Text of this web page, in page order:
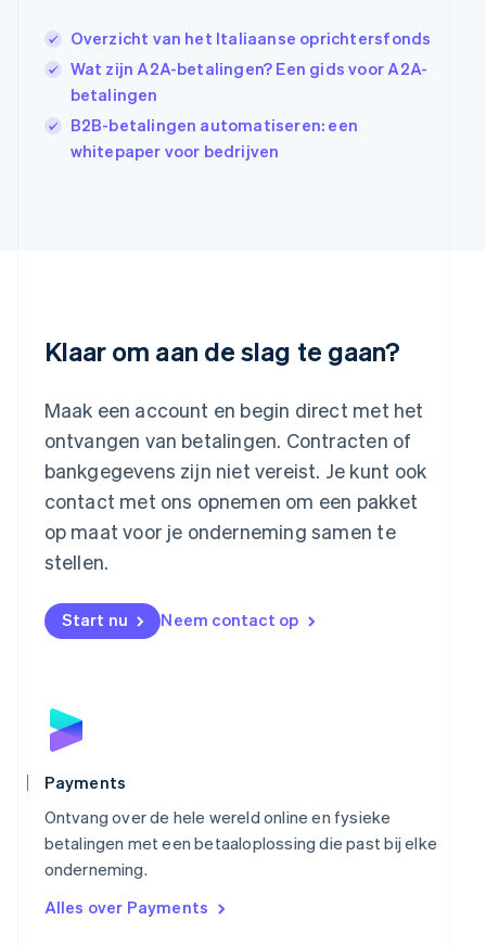
Overzicht van het Italiaanse oprichtersfonds
Wat zijn A2A-betalingen? Een gids voor A2A-
betalingen
B2B-betalingen automatiseren: een
whitepaper voor bedrijven
Klaar om aan de slag te gaan?
Maak een account en begin direct met het
ontvangen van betalingen. Contracten of
bankgegevens zijn niet vereist. Je kunt ook
contact met ons opnemen om een pakket
op maat voor je onderneming samen te
stellen.
Start nu Neem contact op
Payments
Ontvang over de hele wereld online en fysieke
betalingen met een betaaloplossing die past bij elke
onderneming.
Alles over Payments
English
India
English
Italië
Italiano English
Japan
日本語 English
Luxemburg
Maleisië
Malta
English
Mexico
Nederland
Nederlands
English
Noorwegen
English
Português
English
Singapore
简体中文
Slovenië
EnglishItaliano